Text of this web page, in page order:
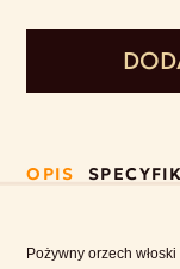
OPIS
Pożywny orzech